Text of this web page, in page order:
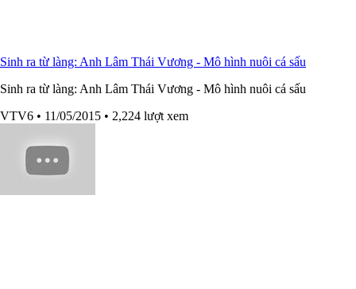
Sinh ra từ làng: Anh Lâm Thái Vương - Mô hình nuôi cá sấu
Sinh ra từ làng: Anh Lâm Thái Vương - Mô hình nuôi cá sấu
VTV6 • 11/05/2015 • 2,224 lượt xem